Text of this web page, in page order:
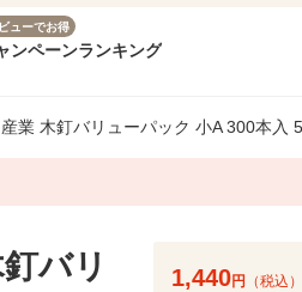
ューでお得
ンペーンランキング
産業 木釘バリューパック 小A 300本入
バリ
1,440円 （税込）